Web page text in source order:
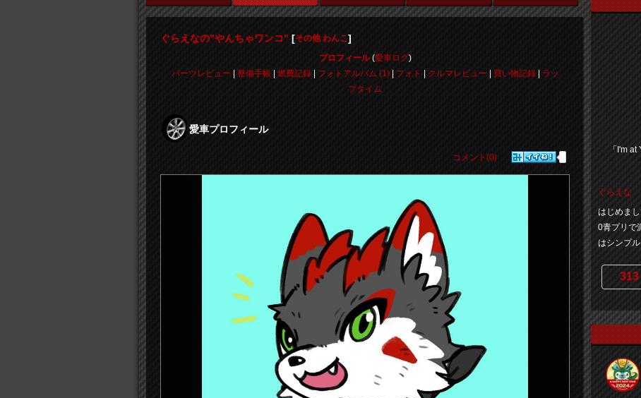
ぐらえなの"やんちゃワンコ" [その他 わんこ ]
プロフィール(愛車ログ)
パーツレビュー
整備手帳| 燃費記録| フォトアルバム (1)| フォト クルマレビュー 買い物記録|
ラッ
プタイム
愛車プロフィール
コメント(0)
「I'm
ぐらえな
はじめま
0青プリで
はシンプ
313